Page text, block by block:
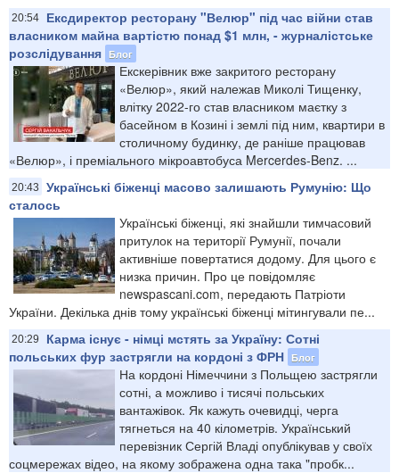
20:54
Ексдиректор ресторану "Велюр" під час війни став
власником майна вартістю понад $1 млн, - журналістське
розслідування Блог
Екскерівник вже закритого ресторану
«Велюр», який належав Миколі Тищенку,
влітку 2022-го став власником маєтку з
басейном в Козині і землі під ним, квартири в
столичному будинку, де раніше працював
«Велюр», і преміального мікроавтобуса Mercerdes-Benz. ...
20:43
Українські біженці масово залишають Румунію: Що
сталось
Українські біженці, які знайшли тимчасовий
притулок на території Румунії, почали
активніше повертатися додому. Для цього є
низка причин. Про це повідомляє
newspascani.com, передають Патріоти
України. Декілька днів тому українські біженці мітингували пе...
20:29
Карма існує - німці мстять за Україну: Сотні
польських фур застрягли на кордоні з ФРН Блог
На кордоні Німеччини з Польщею застрягли
сотні, а можливо і тисячі польських
вантажівок. Як кажуть очевидці, черга
тягнеться на 40 кілометрів. Український
перевізник Сергій Владі опублікував у своїх
соцмережах відео, на якому зображена одна така "пробк...